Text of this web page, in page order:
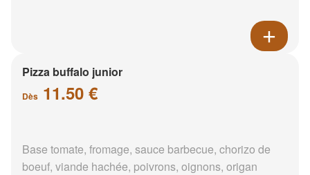
Pizza buffalo junior
Dès 11.50 €
Base tomate, fromage, sauce barbecue, chorizo de
boeuf, viande hachée, poivrons, oignons, origan